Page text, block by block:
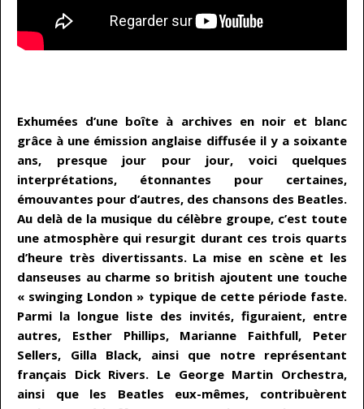
Exhumées d’une boîte à archives en noir et blanc
grâce à une émission anglaise diffusée il y a soixante
ans, presque jour pour jour, voici quelques
interprétations, étonnantes pour certaines,
émouvantes pour d’autres, des chansons des Beatles.
Au delà de la musique du célèbre groupe, c’est toute
une atmosphère qui resurgit durant ces trois quarts
d’heure très divertissants. La mise en scène et les
danseuses au charme so british ajoutent une touche
« swinging London » typique de cette période faste.
Parmi la longue liste des invités, figuraient, entre
autres, Esther Phillips, Marianne Faithfull, Peter
Sellers, Gilla Black, ainsi que notre représentant
français Dick Rivers. Le George Martin Orchestra,
ainsi que les Beatles eux-mêmes, contribuèrent